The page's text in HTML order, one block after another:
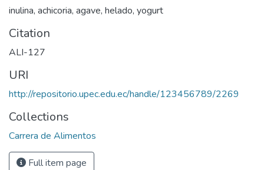
inulina, achicoria, agave, helado, yogurt
Citation
ALI-127
URI
http://repositorio.upec.edu.ec/handle/123456789/2269
Collections
Carrera de Alimentos
Full item page